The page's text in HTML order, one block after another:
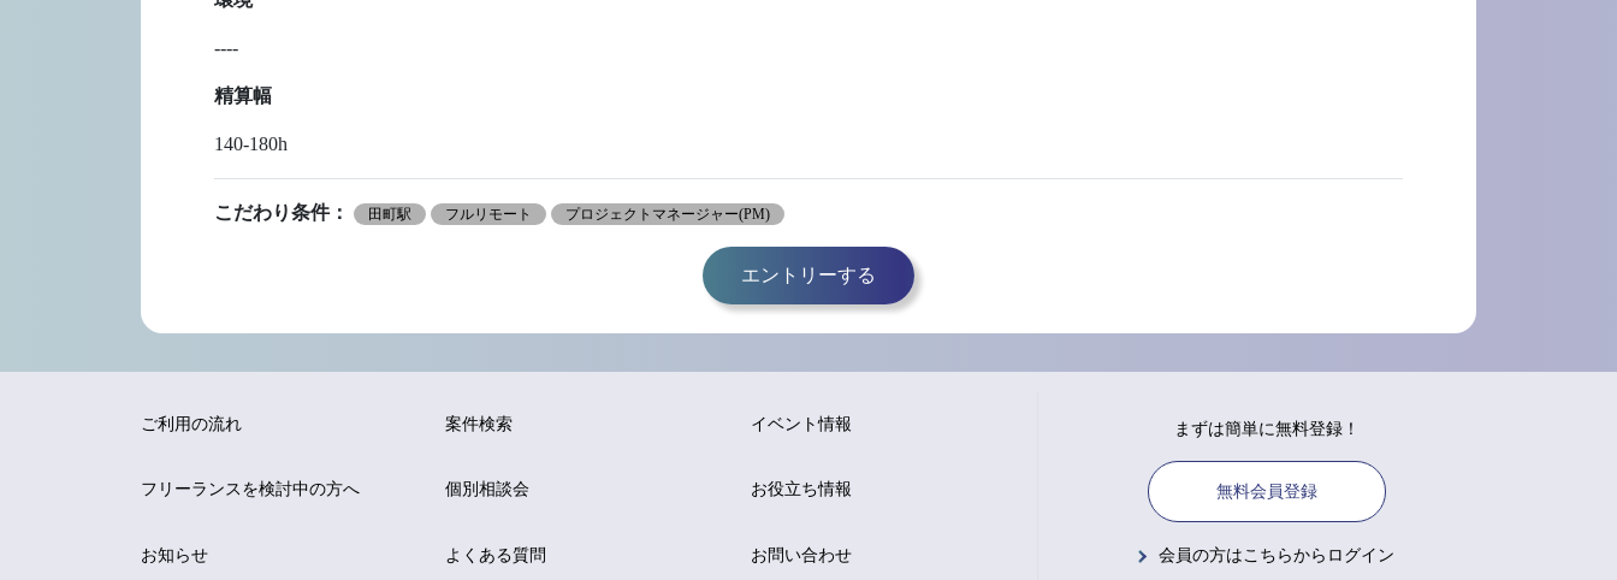
----
精算幅
140-180h
こだわり条件： 田町駅 フルリモート プロジェクトマネージャー(PM)
エントリーする
ご利用の流れ 案件検索 イベント情報
フリーランスを検討中の方へ 個別相談会 お役立ち情報
お知らせ よくある質問 お問い合わせ
まずは簡単に無料登録！
無料会員登録
会員の方はこちらからログイン